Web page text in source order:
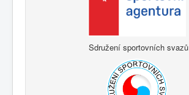
Sdružení sportovních svazů